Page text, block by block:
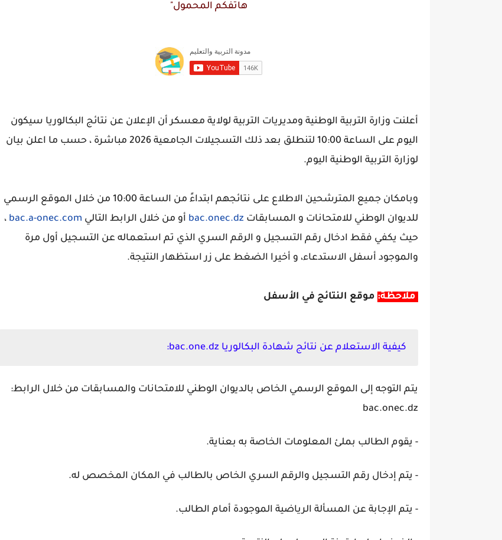
هاتفكم المحمول"
أعلنت وزارة التربية الوطنية ومديريات التربية لولاية معسكر أن الإعلان عن نتائج البكالوريا سيكون
اليوم على الساعة 10:00 لتنطلق بعد ذلك التسجيلات الجامعية 2026 مباشرة ، حسب ما اعلن بيان
لوزارة التربية الوطنية اليوم.
وبامكان جميع المترشحين الاطلاع على نتائجهم ابتداءً من الساعة 10:00 من خلال الموقع الرسمي
للديوان الوطني للامتحانات و المسابقات bac.onec.dz أو من خلال الرابط التالي bac.a-onec.com ،
حيث يكفي فقط ادخال رقم التسجيل و الرقم السري الذي تم استعماله عن التسجيل أول مرة
والموجود أسفل الاستدعاء، و أخيرا الضغط على زر استظهار النتيجة.
ملاحظة: موقع النتائج في الأسفل
كيفية الاستعلام عن نتائج شهادة البكالوريا bac.one.dz:
يتم التوجه إلى الموقع الرسمي الخاص بالديوان الوطني للامتحانات والمسابقات من خلال الرابط:
bac.onec.dz
- يقوم الطالب بملئ المعلومات الخاصة به بعناية.
- يتم إدخال رقم التسجيل والرقم السري الخاص بالطالب في المكان المخصص له.
- يتم الإجابة عن المسألة الرياضية الموجودة أمام الطالب.